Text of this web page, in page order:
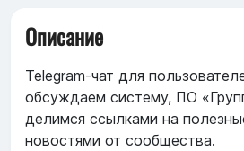
Описание
Telegram-чат для
обсуждаем систему, ПО
делимся ссылками на
новостями от сообщества.